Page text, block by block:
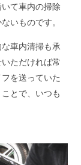
て車内の掃除
いものです。
車内清掃も承
ただければ常
を送っていた
とで、いつも